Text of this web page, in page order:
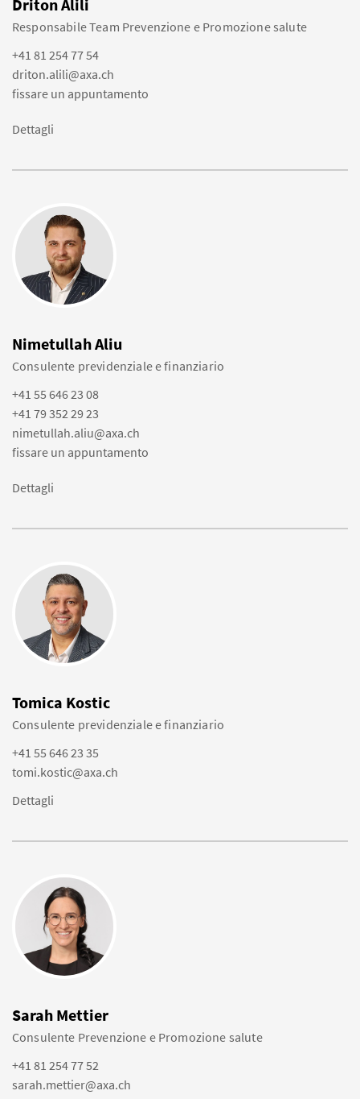
Driton Alili
Responsabile Team Prevenzione e Promozione salute
+41 81 254 77 54
driton.alili@axa.ch
fissare un appuntamento
Dettagli
Nimetullah Aliu
Consulente previdenziale e finanziario
+41 55 646 23 08
+41 79 352 29 23
nimetullah.aliu@axa.ch
fissare un appuntamento
Dettagli
Tomica Kostic
Consulente previdenziale e finanziario
+41 55 646 23 35
tomi.kostic@axa.ch
Dettagli
Sarah Mettier
Consulente Prevenzione e Promozione salute
+41 81 254 77 52
sarah.mettier@axa.ch